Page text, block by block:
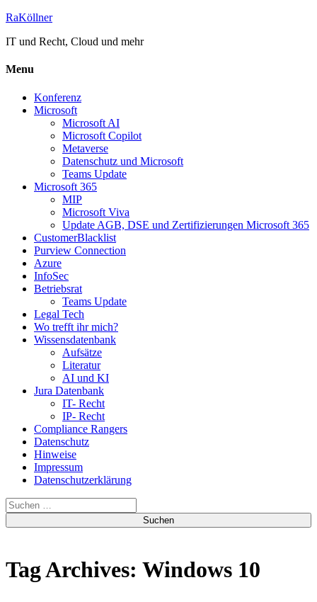
RaKöllner
IT und Recht, Cloud und mehr
Menu
Konferenz
Microsoft
Microsoft AI
Microsoft Copilot
Metaverse
Datenschutz und Microsoft
Teams Update
Microsoft 365
MIP
Microsoft Viva
Update AGB, DSE und Zertifizierungen Microsoft 365
CustomerBlacklist
Purview Connection
Azure
InfoSec
Betriebsrat
Teams Update
Legal Tech
Wo trefft ihr mich?
Wissensdatenbank
Aufsätze
Literatur
AI und KI
Jura Datenbank
IT- Recht
IP- Recht
Compliance Rangers
Datenschutz
Hinweise
Impressum
Datenschutzerklärung
Suchen
nach:
Tag Archives: Windows 10